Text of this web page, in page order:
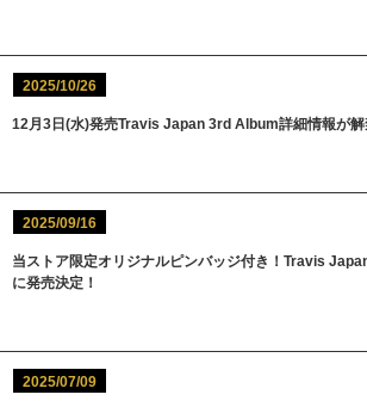
2025/10/26
12月3日(水)発売Travis Japan 3rd Album詳細情報が解
2025/09/16
当ストア限定オリジナルピンバッジ付き！Travis
に発売決定！
2025/07/09